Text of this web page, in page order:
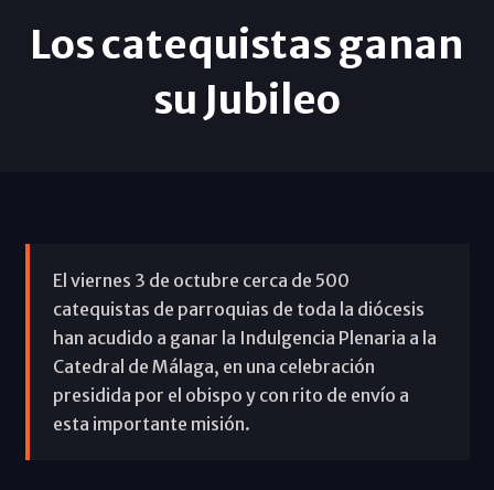
Los catequistas ganan
su Jubileo
El viernes 3 de octubre cerca de 500
catequistas de parroquias de toda la diócesis
han acudido a ganar la Indulgencia Plenaria a la
Catedral de Málaga, en una celebración
presidida por el obispo y con rito de envío a
esta importante misión.